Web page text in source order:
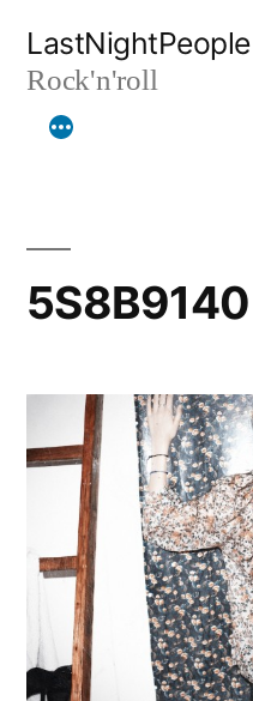
contenu
LastNightPeople
Rock'n'roll
5S8B9140